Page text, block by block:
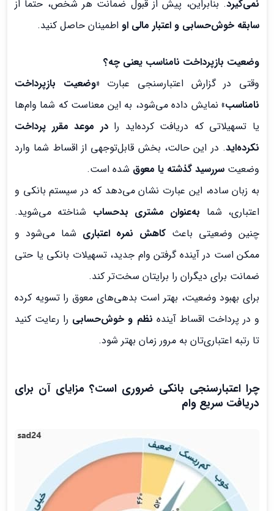
نمی‌گیرد. بنابراین، پیش از قبول ضمانت هر شخص، حتماً از
سابقه خوش‌حسابی و اعتبار مالی او اطمینان حاصل کنید.
وضعیت بازپرداخت نامناسب یعنی چه؟
وقتی در گزارش اعتبارسنجی عبارت «وضعیت بازپرداخت
نامناسب» نمایش داده می‌شود، به این معناست که شما وام‌ها
یا تسهیلاتی که دریافت کرده‌اید رادر موعد مقرر پرداخت
نکرده‌اید. در این حالت، بخش قابل‌توجهی از اقساط شما وارد
وضعیت سررسید گذشته یا معوق شده است.
به زبان ساده، این عبارت نشان می‌دهد که در سیستم بانکی و
اعتباری، شما به‌عنوان مشتری بدحساب شناخته می‌شوید.
چنین وضعیتی باعث کاهش نمره اعتباری شما می‌شود و
ممکن است در آینده گرفتن وام جدید، تسهیلات بانکی یا حتی
ضمانت برای دیگران را برایتان سخت‌تر کند.
برای بهبود وضعیت، بهتر است بدهی‌های معوق را تسویه کرده
و در پرداخت اقساط آینده نظم و خوش‌حسابی را رعایت کنید
تا رتبه اعتباری‌تان به مرور زمان بهتر شود.
چرا اعتبارسنجی بانکی ضروری است؟ مزایای آن برای
دریافت سریع وام